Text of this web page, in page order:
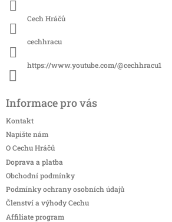
Cech Hráčů
cechhracu
https://www.youtube.com/@cechhracu1
Informace pro vás
Kontakt
Napište nám
O Cechu Hráčů
Doprava a platba
Obchodní podmínky
Podmínky ochrany osobních údajů
Členství a výhody Cechu
Affiliate program